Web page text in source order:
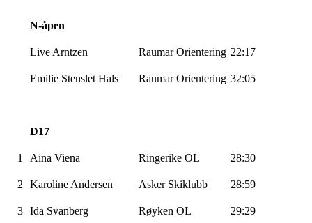
N-åpen
Live Arntzen Raumar Orientering 22:17
Emilie Stenslet Hals Raumar Orientering 32:05
D17
1 Aina Viena Ringerike OL 28:30
2 Karoline Andersen Asker Skiklubb 28:59
3 Ida Svanberg Røyken OL 29:29